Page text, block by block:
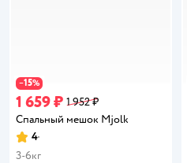
−15%
1 659 ₽ 1 952 ₽
Спальный мешок Mjolk
Рейтинг:
4
3-6кг